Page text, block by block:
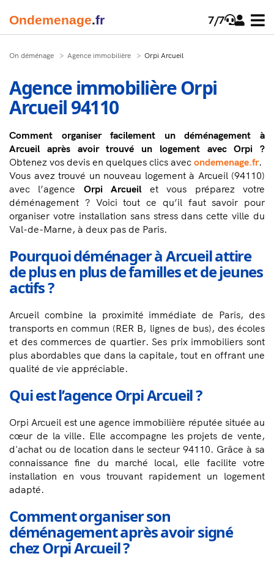
Ondemenage.fr 7/7
On déménage Agence immobilière Orpi Arcueil
Agence immobilière Orpi
Arcueil 94110
Comment organiser facilement un déménagement à
Arcueil après avoir trouvé un logement avec Orpi ?
Obtenez vos devis en quelques clics avec ondemenage.fr.
Vous avez trouvé un nouveau logement à Arcueil (94110)
avec l’agence Orpi Arcueilet vous préparez votre
déménagement ? Voici tout ce qu’il faut savoir pour
organiser votre installation sans stress dans cette ville du
Val-de-Marne, à deux pas de Paris.
Pourquoi déménager à Arcueil attire
de plus en plus de familles et de jeunes
actifs ?
Arcueil combine la proximité immédiate de Paris, des
transports en commun (RER B, lignes de bus), des écoles
et des commerces de quartier. Ses prix immobiliers sont
plus abordables que dans la capitale, tout en offrant une
qualité de vie appréciable.
Qui est l’agence Orpi Arcueil ?
Orpi Arcueil est une agence immobilière réputée située au
cœur de la ville. Elle accompagne les projets de vente,
d'achat ou de location dans le secteur 94110. Grâce à sa
connaissance fine du marché local, elle facilite votre
installation en vous trouvant rapidement un logement
adapté.
Comment organiser son
déménagement après avoir signé
chez Orpi Arcueil ?